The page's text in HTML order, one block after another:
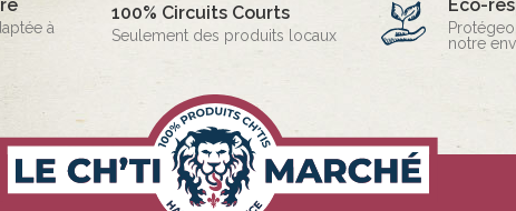
à
100% Circuits Courts
Seulement des produits locaux
Eco-
notre